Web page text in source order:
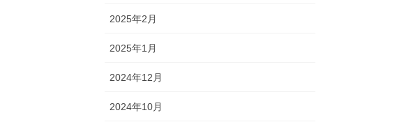
2025年2月
2025年1月
2024年12月
2024年10月